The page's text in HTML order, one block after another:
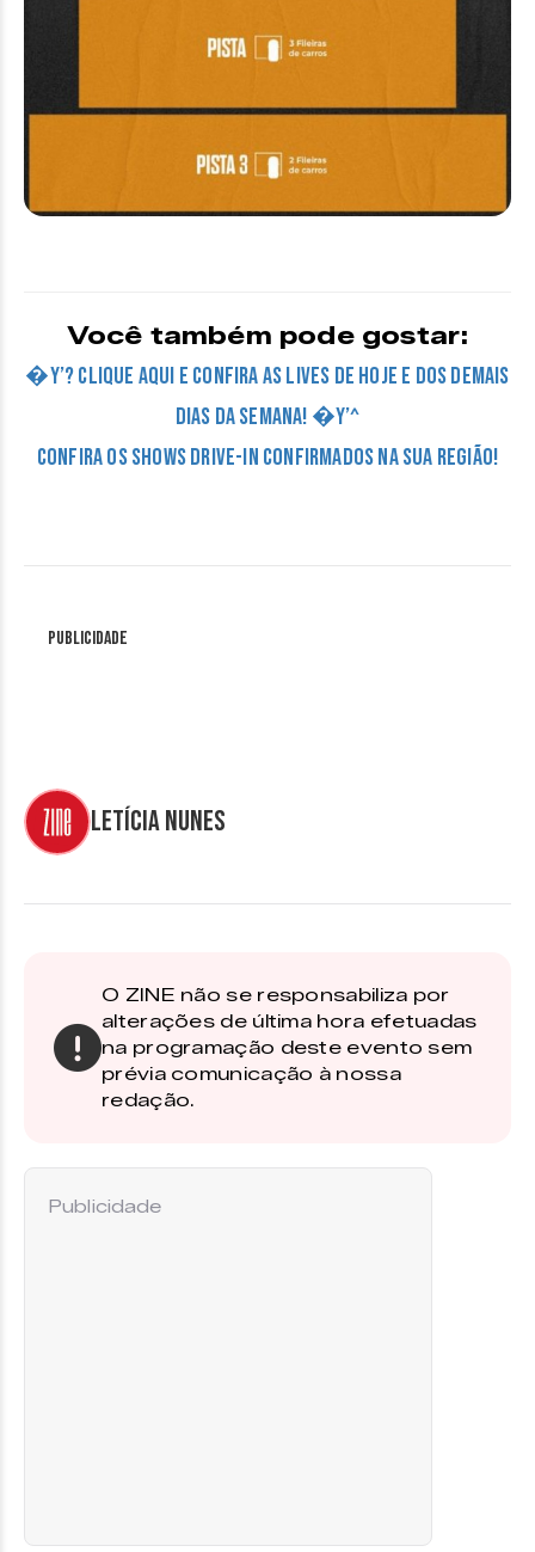
Você também pode gostar:
�Y’? CLIQUE AQUI E CONFIRA AS LIVES DE HOJE E DOS DEMAIS
DIAS DA SEMANA! �Y’^
Confira os Shows Drive-in confirmados na sua região!
Publicidade
Letícia Nunes
O ZINE não se responsabiliza por
alterações de última hora efetuadas
na programação deste evento sem
prévia comunicação à nossa
redação.
Publicidade